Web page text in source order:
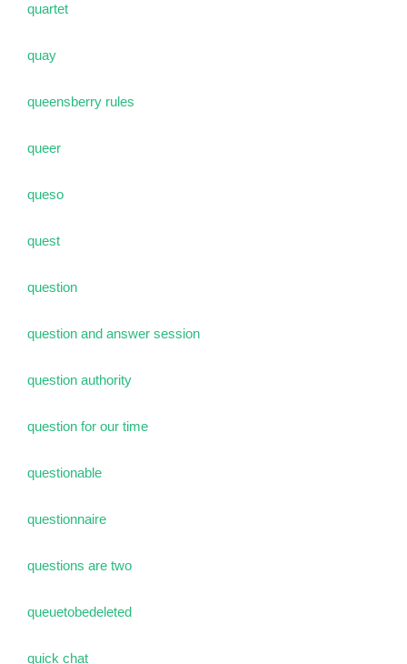
quartet
quay
queensberry rules
queer
queso
quest
question
question and answer session
question authority
question for our time
questionable
questionnaire
questions are two
queuetobedeleted
quick chat